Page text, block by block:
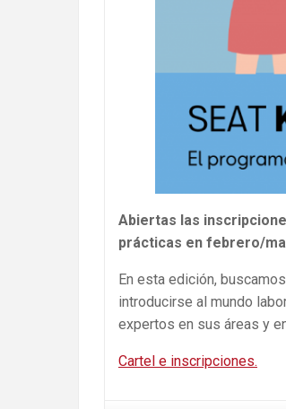
Abiertas las
prácticas en febrero/
En esta edición,
introducirse al mundo
expertos en sus áreas y
Cartel e inscripciones.